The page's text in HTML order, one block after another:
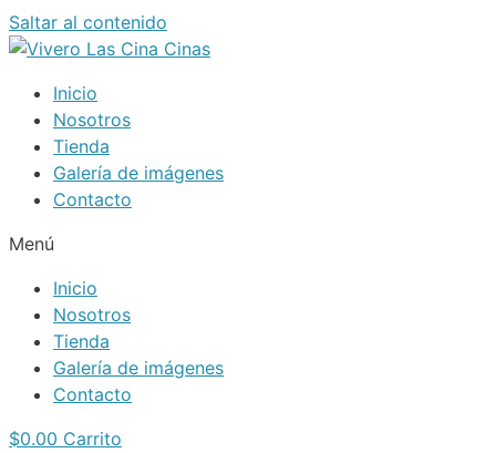
Saltar al contenido
Inicio
Nosotros
Tienda
Galería de imágenes
Contacto
Menú
Inicio
Nosotros
Tienda
Galería de imágenes
Contacto
$0.00 Carrito